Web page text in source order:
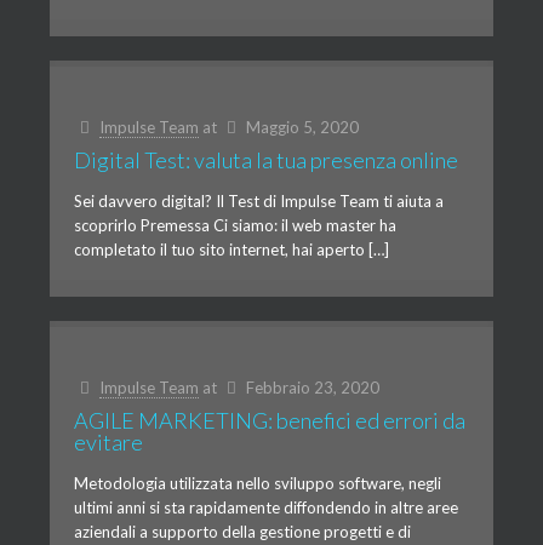
Impulse Team at Maggio 5, 2020
Digital Test: valuta la tua presenza online
Sei davvero digital? Il Test di Impulse Team ti aiuta a
scoprirlo Premessa Ci siamo: il web master ha
completato il tuo sito internet, hai aperto […]
Impulse Team at Febbraio 23, 2020
AGILE MARKETING: benefici ed errori da
evitare
Metodologia utilizzata nello sviluppo software, negli
ultimi anni si sta rapidamente diffondendo in altre aree
aziendali a supporto della gestione progetti e di